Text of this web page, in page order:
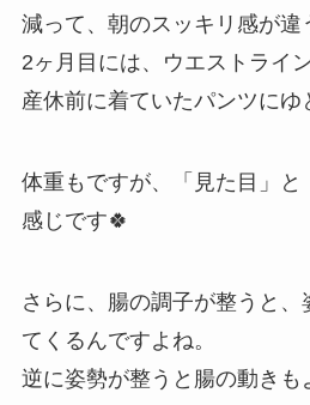
減って、朝のスッキリ感が違
2ヶ月目には、ウエストライ
産休前に着ていたパンツにゆ
体重もですが、「見た目」と
感じです🍀
さらに、腸の調子が整うと、
てくるんですよね。
逆に姿勢が整うと腸の動きも